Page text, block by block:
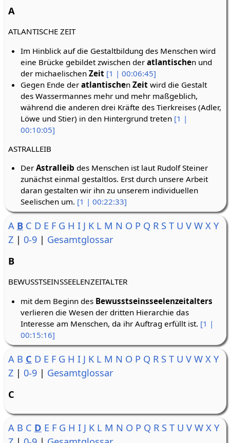
A
ATLANTISCHE ZEIT
Im Hinblick auf die Gestaltbildung des Menschen wird
eine Brücke gebildet zwischen deratlantischen und
der michaelischenZeit [1 | 00:06:45]
Gegen Ende deratlantischenZeit wird die Gestalt
des Wassermannes mehr und mehr maßgeblich,
während die anderen drei Kräfte des Tierkreises (Adler,
Löwe und Stier) in den Hintergrund treten [1 |
00:10:05]
ASTRALLEIB
DerAstralleib des Menschen ist laut Rudolf Steiner
zunächst einmal gestaltlos. Erst durch unsere Arbeit
daran gestalten wir ihn zu unserem individuellen
Seelischen um. [1 | 00:22:33]
A B C D E F G H I J K L M N O P Q R S T U V W X Y
Z| 0-9| Gesamtglossar
B
BEWUSSTSEINSSEELENZEITALTER
mit dem Beginn des Bewusstseinsseelenzeitalters
verlieren die Wesen der dritten Hierarchie das
Interesse am Menschen, da ihr Auftrag erfüllt ist. [1 |
00:15:16]
A B C D E F G H I J K L M N O P Q R S T U V W X Y
Z| 0-9| Gesamtglossar
C
A B C D E F G H I J K L M N O P Q R S T U V W X Y